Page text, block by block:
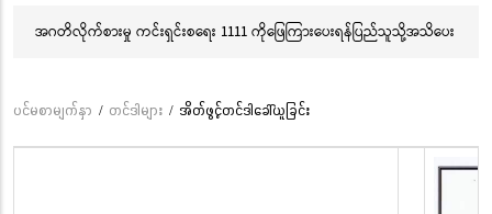
အဂတိလိုက်စားမှု ကင်းရှင်းစရေး 1111 ကိုဖြေကြားပေးရန်ပြည်သူသို့အသိပေး
Breadcrumb
ပင်မစာမျက်နှာ / တင်ဒါများ / အိတ်ဖွင့်တင်ဒါခေါ်ယူခြင်း